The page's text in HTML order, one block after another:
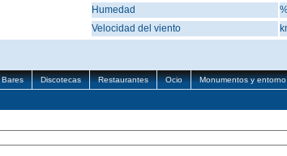
Humedad
Velocidad del viento
Bares Discotecas Restaurantes Ocio Monumentos y entorno